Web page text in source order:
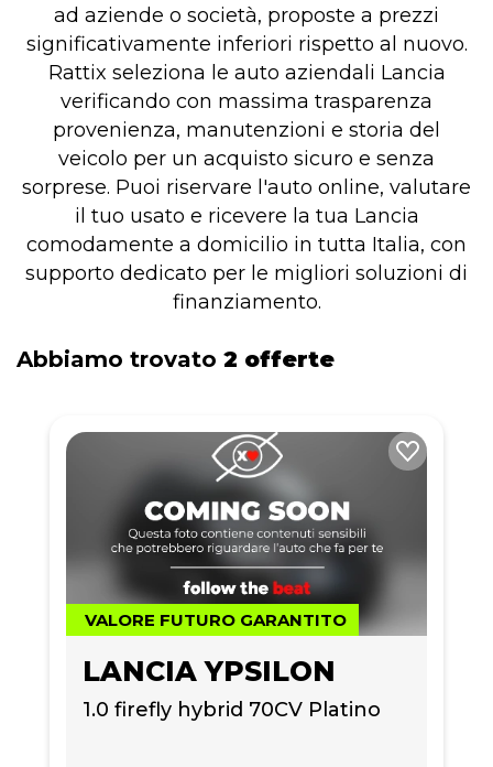
ad aziende o società, proposte a prezzi
significativamente inferiori rispetto al nuovo.
Rattix seleziona le auto aziendali Lancia
verificando con massima trasparenza
provenienza, manutenzioni e storia del
veicolo per un acquisto sicuro e senza
sorprese. Puoi riservare l'auto online, valutare
il tuo usato e ricevere la tua Lancia
comodamente a domicilio in tutta Italia, con
supporto dedicato per le migliori soluzioni di
finanziamento.
Abbiamo trovato 2 offerte
VALORE FUTURO GARANTITO
LANCIA YPSILON
1.0 firefly hybrid 70CV Platino